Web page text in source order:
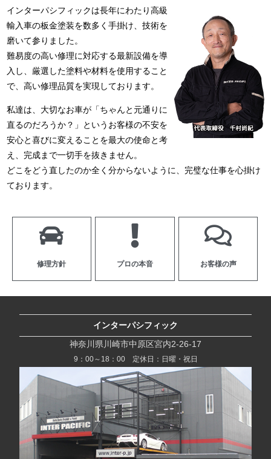
インターパシフィックは長年にわたり高級
輸入車の板金塗装を数多く手掛け、技術を
磨いて参りました。
難易度の高い修理に対応する最新設備を導
入し、厳選した塗料や材料を使用すること
で、高い修理品質を実現しております。
私達は、大切なお車が「ちゃんと元通りに
直るのだろうか？」というお客様の不安を
安心と喜びに変えることを最大の使命と考
え、完成まで一切手を抜きません。
どこをどう直したのか全く分からないように、完璧な仕事を心掛け
ております。
修理方針 プロの本音 お客様の声
インターパシフィック
神奈川県川崎市中原区宮内2-26-17
9：00～18：00 定休日：日曜・祝日